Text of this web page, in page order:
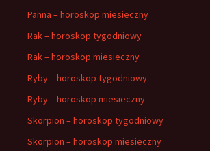
Panna – horoskop miesieczny
Rak – horoskop tygodniowy
Rak – horoskop miesieczny
Ryby – horoskop tygodniowy
Ryby – horoskop miesieczny
Skorpion – horoskop tygodniowy
Skorpion – horoskop miesieczny